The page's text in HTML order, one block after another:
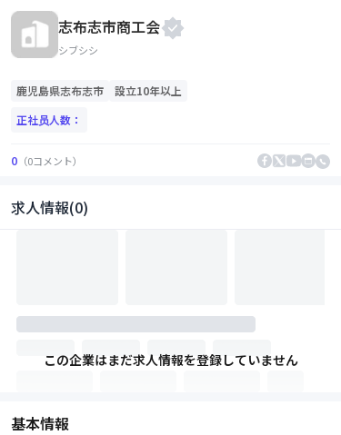
志布志市商工会
シブシシ
鹿児島県志布志市
設立10年以上
正社员人数：
0 （0コメント）
求人情報(0)
この企業はまだ求人情報を登録していません
基本情報